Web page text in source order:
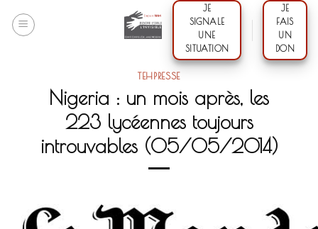
JE
SIGNALE
UNE
SITUATION
JE
FAIS
UN
DON
TEHPRESSE
Nigeria : un mois après, les
223 lycéennes toujours
introuvables (05/05/2014)